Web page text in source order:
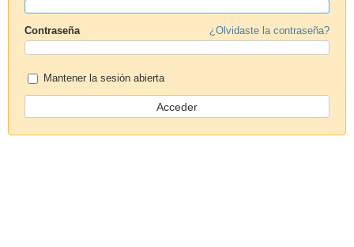
Contraseña ¿Olvidaste la contraseña?
Mantener la sesión abierta